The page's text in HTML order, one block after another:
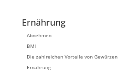
Ernährung
Abnehmen
BMI
Die zahlreichen Vorteile von Gewürzen
Ernährung